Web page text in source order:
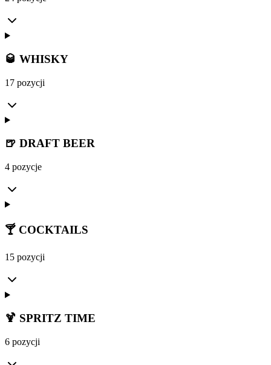
🥃 WHISKY
17 pozycji
🍺 DRAFT BEER
4 pozycje
🍸 COCKTAILS
15 pozycji
🍹 SPRITZ TIME
6 pozycji